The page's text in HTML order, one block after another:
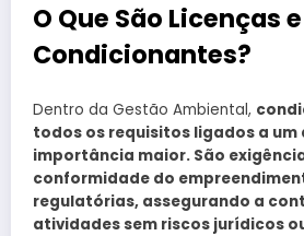
O Que São Licenças e
Condicionantes?
Dentro da Gestão Ambiental,
todos os requisitos ligados a um
importância maior. São
conformidade do
regulatórias, assegurando a
atividades sem riscos jurídicos